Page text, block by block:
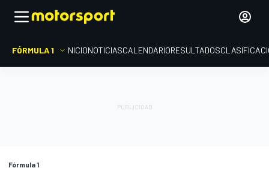
FÓRMULA 1 INICIONOTICIASCALENDARIORESULTADOS
Fórmula 1